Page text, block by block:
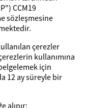
CCM19
sözleşmesine
çerezler
kullanımına
için
12 ay süreyle bir
alınır: